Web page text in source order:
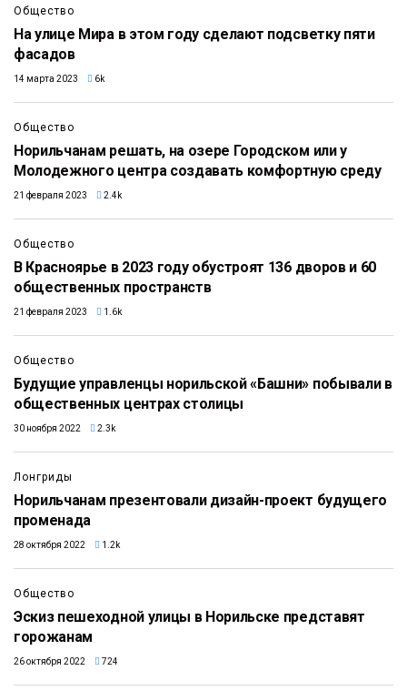
Общество
На улице Мира в этом году сделают подсветку пяти
фасадов
14 марта 2023 6k
Общество
Норильчанам решать, на озере Городском или у
Молодежного центра создавать комфортную среду
21 февраля 2023 2.4k
Общество
В Красноярье в 2023 году обустроят 136 дворов и 60
общественных пространств
21 февраля 2023 1.6k
Общество
Будущие управленцы норильской «Башни» побывали в
общественных центрах столицы
30 ноября 2022 2.3k
Лонгриды
Норильчанам презентовали дизайн-проект будущего
променада
28 октября 2022 1.2k
Общество
Эскиз пешеходной улицы в Норильске представят
горожанам
26 октября 2022 724